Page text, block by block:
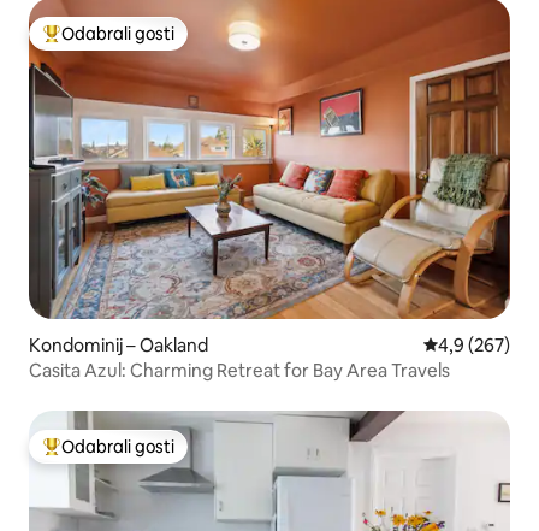
Među najviše rangiranima s oznakom „Odabrali gosti”
Odabrali gosti
Kondominij – Oakland Prosječna
4,9 (267)
Casita Azul: Charming Retreat for Bay Area Travels
Među najviše rangiranima s oznakom „Odabrali gosti”
Odabrali gosti